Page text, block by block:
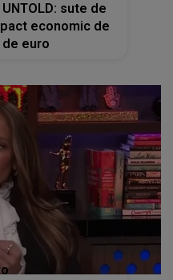
sute de
economic de
euro